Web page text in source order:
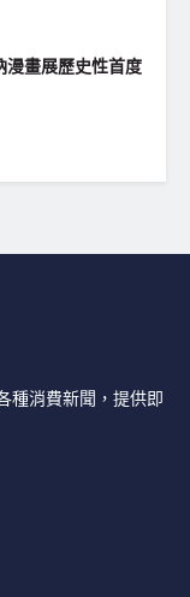
畫展歷史性首度
種消費新聞，提供即